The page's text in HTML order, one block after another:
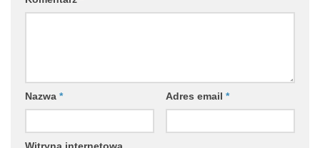
Nazwa * Adres email *
Witryna internetowa